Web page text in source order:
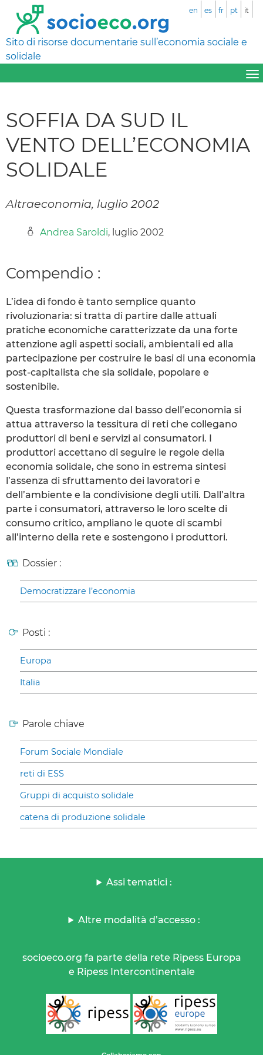
Sito di risorse documentarie sull’economia sociale e
solidale
en es fr pt it
SOFFIA DA SUD IL
VENTO DELL’ECONOMIA
SOLIDALE
Altraeconomia, luglio 2002
Andrea Saroldi, luglio 2002
Compendio :
L’idea di fondo è tanto semplice quanto
rivoluzionaria: si tratta di partire dalle attuali
pratiche economiche caratterizzate da una forte
attenzione agli aspetti sociali, ambientali ed alla
partecipazione per costruire le basi di una economia
post-capitalista che sia solidale, popolare e
sostenibile.
Questa trasformazione dal basso dell’economia si
attua attraverso la tessitura di reti che collegano
produttori di beni e servizi ai consumatori. I
produttori accettano di seguire le regole della
economia solidale, che sono in estrema sintesi
l’assenza di sfruttamento dei lavoratori e
dell’ambiente e la condivisione degli utili. Dall’altra
parte i consumatori, attraverso le loro scelte di
consumo critico, ampliano le quote di scambi
all’interno della rete e sostengono i produttori.
Dossier :
Democratizzare l’economia
Posti :
Europa
Italia
Parole chiave
Forum Sociale Mondiale
reti di ESS
Gruppi di acquisto solidale
catena di produzione solidale
Assi tematici :
Altre modalità d’accesso :
socioeco.org fa parte della rete Ripess Europa
e Ripess Intercontinentale